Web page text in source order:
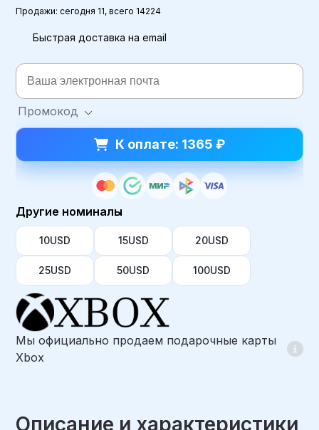
Продажи: сегодня 11, всего 14224
Быстрая доставка на email
Промокод
К оплате: 1365 ₽
Другие номиналы
10USD 15USD 20USD
25USD 50USD 100USD
Мы официально продаем подарочные карты
Xbox
Описание и характеристики